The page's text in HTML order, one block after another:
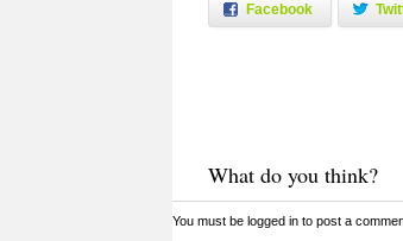
Facebook
What do you think?
You must be logged into post a